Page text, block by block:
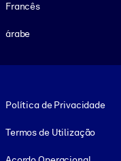
Francês
árabe
Política de Privacidade
Termos de Utilização